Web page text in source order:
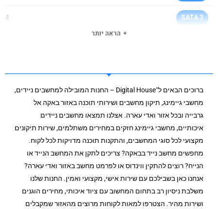
SATA 3
4
USB 3 HEADER
USB 3.2 TYPE A
COM HEADER
כרטיס רשת קווי Realtek GbE
חיבור PS/2 עכבר/מקלדת
הראה יותר
ברוכים הבאים ל־Digital House – החנות המובילה למחשבים ניידים,
מחשבי גיימינג, תיקון מחשבים ושירותי תוכנה באזור באקה אל
גרבייה ובכל אזור ואדי עארה. אצלנו תמצאו מחשבים ניידים
איכותיים, מחשבי גיימינג חזקים במחירים משתלמים, שירות תיקונים
מקצועי לכל סוגי המחשבים, והתקנות תוכנה מדויקות לכל לקוח.
מחפשים מחשב נייד בבאקה? צריכים לתקן את המחשב הנייד או
הנייח? רוצים להתקין ווינדוס או לפרמט מחשב באזור ואדי עארה?
אנחנו כאן בשבילכם עם שירות אישי, מקצועי ואמין. החנות שלנו
משלבת ניסיון רב בתחום המחשוב עם ציוד איכותי, מחירים הוגנים
ושירות מהיר. הצטרפו למאות לקוחות מרוצים מהאזור שמקבלים